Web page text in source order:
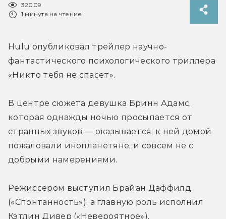
32009
1 минута на чтение
Hulu опубликовал трейлер научно-
фантастического психологического триллера
«Никто тебя не спасет».
В центре сюжета девушка Бринн Адамс,
которая однажды ночью просыпается от
странных звуков — оказывается, к ней домой
пожаловали инопланетяне, и совсем не с
добрыми намерениями.
Режиссером выступил Брайан Даффилд
(«Спонтанность»), а главную роль исполнил
Кэтлин Дивер («Невероятное»).